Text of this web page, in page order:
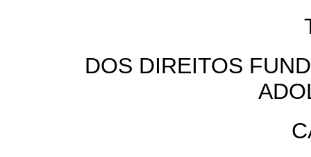
DOS DIREITOS